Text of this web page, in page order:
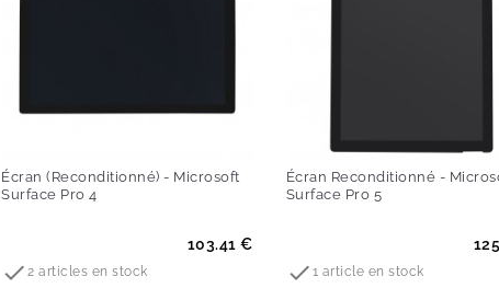
Écran (reconditionné) - Microsoft
Surface Pro 4
103.41 €
 2 articles en stock
Écran Reconditionné -
Surface Pro 5
 1 article en stock